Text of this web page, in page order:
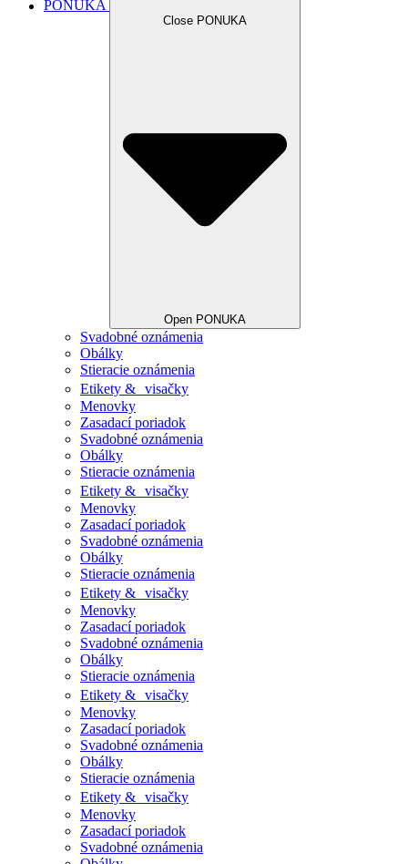
PONUKA
Close PONUKA
Open PONUKA
Svadobné oznámenia
Obálky
Stieracie oznámenia
Etikety & visačky
Menovky
Zasadací poriadok
Svadobné oznámenia
Obálky
Stieracie oznámenia
Etikety & visačky
Menovky
Zasadací poriadok
Svadobné oznámenia
Obálky
Stieracie oznámenia
Etikety & visačky
Menovky
Zasadací poriadok
Svadobné oznámenia
Obálky
Stieracie oznámenia
Etikety & visačky
Menovky
Zasadací poriadok
Svadobné oznámenia
Obálky
Stieracie oznámenia
Etikety & visačky
Menovky
Zasadací poriadok
Svadobné oznámenia